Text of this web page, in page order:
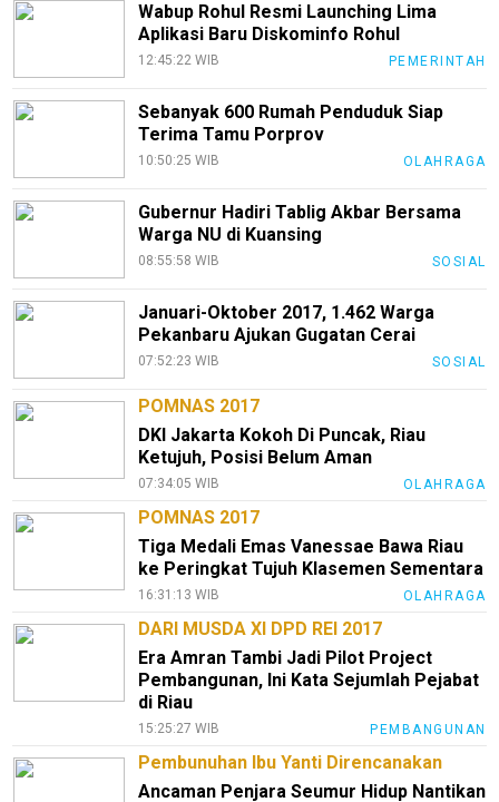
Wabup Rohul Resmi Launching Lima
Aplikasi Baru Diskominfo Rohul
12:45:22 WIB PEMERINTAH
Sebanyak 600 Rumah Penduduk Siap
Terima Tamu Porprov
10:50:25 WIB OLAHRAGA
Gubernur Hadiri Tablig Akbar Bersama
Warga NU di Kuansing
08:55:58 WIB SOSIAL
Januari-Oktober 2017, 1.462 Warga
Pekanbaru Ajukan Gugatan Cerai
07:52:23 WIB SOSIAL
POMNAS 2017
DKI Jakarta Kokoh Di Puncak, Riau
Ketujuh, Posisi Belum Aman
07:34:05 WIB OLAHRAGA
POMNAS 2017
Tiga Medali Emas Vanessae Bawa Riau
ke Peringkat Tujuh Klasemen Sementara
16:31:13 WIB OLAHRAGA
DARI MUSDA XI DPD REI 2017
Era Amran Tambi Jadi Pilot Project
Pembangunan, Ini Kata Sejumlah Pejabat
di Riau
15:25:27 WIB PEMBANGUNAN
Pembunuhan Ibu Yanti Direncanakan
Ancaman Penjara Seumur Hidup Nantikan